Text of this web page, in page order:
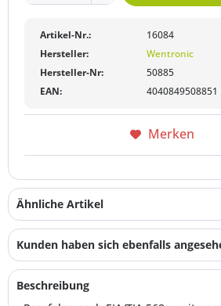
Artikel-Nr.:
16084
Hersteller:
Wentronic
Hersteller-Nr:
50885
EAN:
4040849508851
Merken
Ähnliche Artikel
Kunden haben sich ebenfalls
Beschreibung